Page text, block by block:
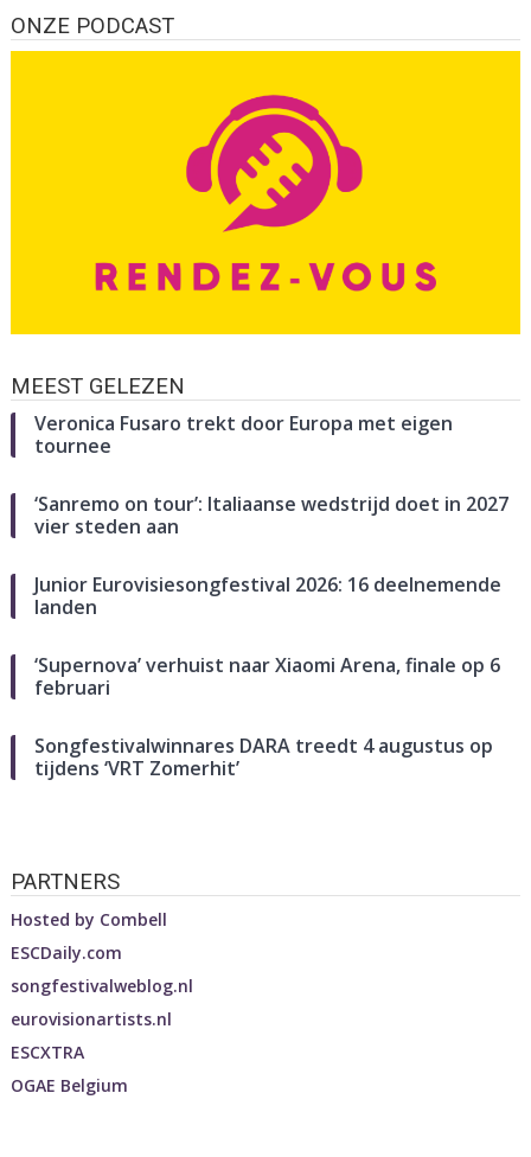
ONZE PODCAST
MEEST GELEZEN
Veronica Fusaro trekt door Europa met eigen
tournee
‘Sanremo on tour’: Italiaanse wedstrijd doet in 2027
vier steden aan
Junior Eurovisiesongfestival 2026: 16 deelnemende
landen
‘Supernova’ verhuist naar Xiaomi Arena, finale op 6
februari
Songfestivalwinnares DARA treedt 4 augustus op
tijdens ‘VRT Zomerhit’
PARTNERS
Hosted by Combell
ESCDaily.com
songfestivalweblog.nl
eurovisionartists.nl
ESCXTRA
OGAE Belgium